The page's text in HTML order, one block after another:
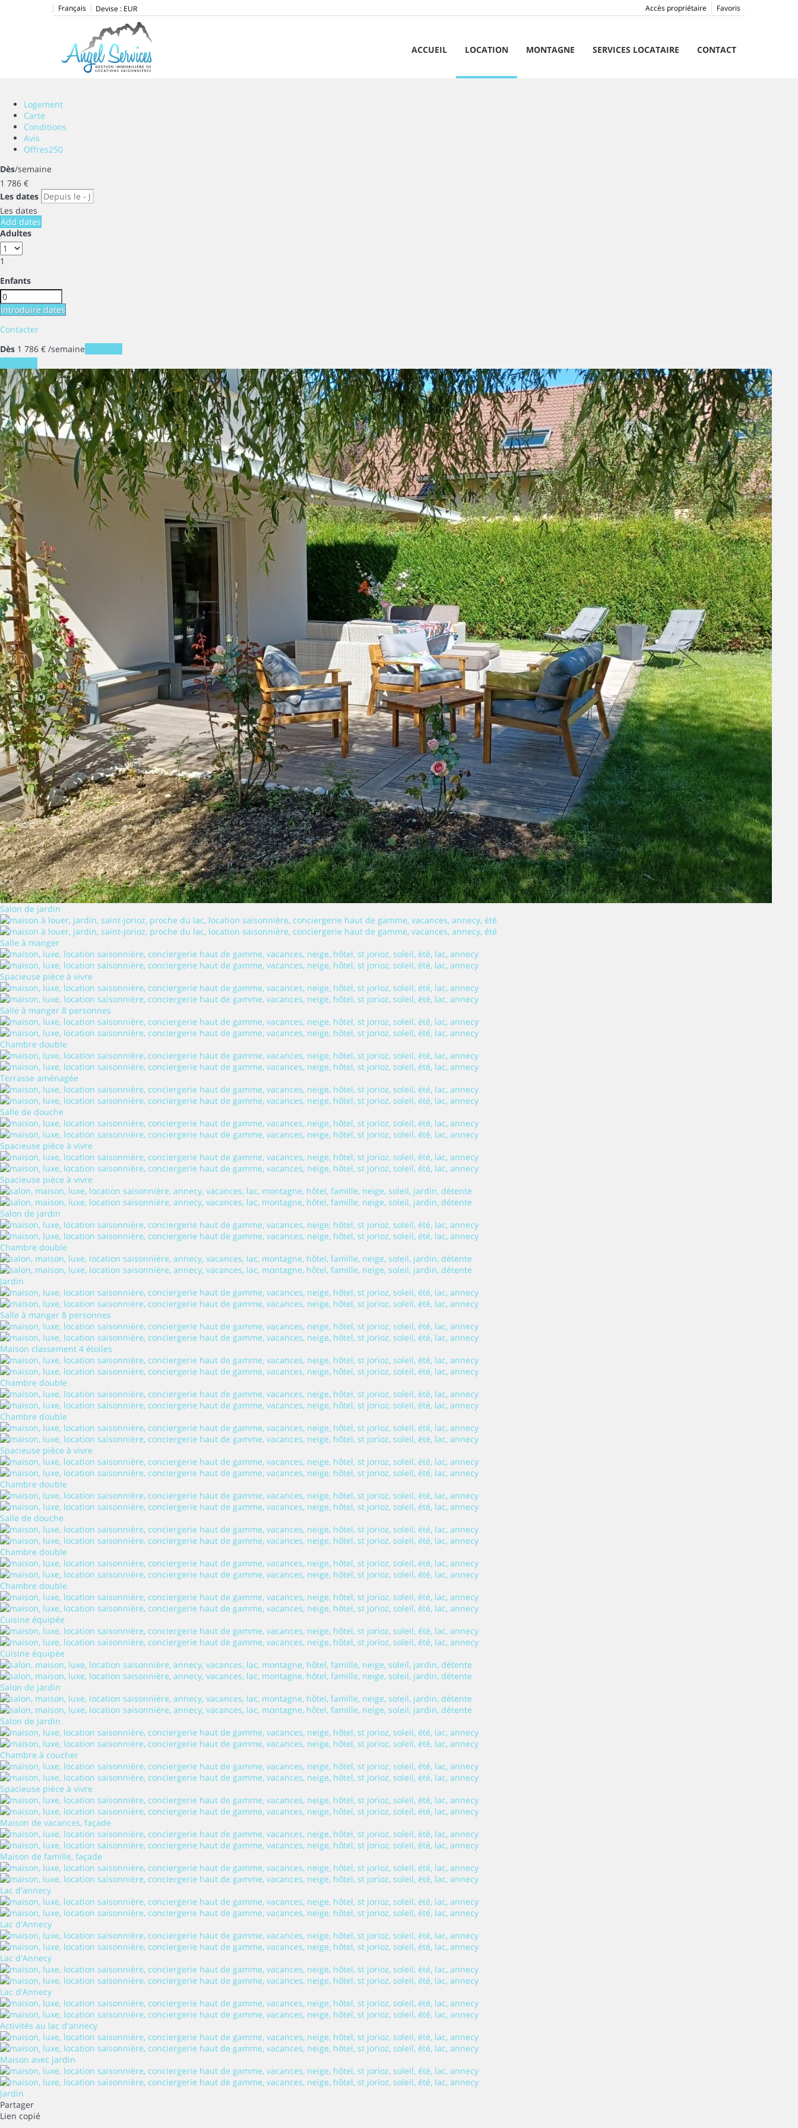
Français Devise : EUR Favoris
Accès propriétaire
ACCUEIL LOCATION MONTAGNE SERVICES LOCATAIRE CONTACT
Logement
Carte
Conditions
Avis
Offres250
Dès/semaine
1 786 €
Les dates
Les dates
Add dates
Adultes
1
Enfants
Introduire dates
Contacter
Dès 1 786 € /semaine
Salon de jardin
Salle à manger
Spacieuse pièce à vivre
Salle à manger 8 personnes
Chambre double
Terrasse aménagée
Salle de douche
Spacieuse pièce à vivre
Spacieuse pièce à vivre
Salon de jardin
Chambre double
Jardin
Salle à manger 8 personnes
Maison classement 4 étoiles
Chambre double
Chambre double
Spacieuse pièce à vivre
Chambre double
Salle de douche
Chambre double
Chambre double
Cuisine équipée
Cuisine équipée
Salon de jardin
Salon de jardin
Chambre à coucher
Spacieuse pièce à vivre
Maison de vacances, façade
Maison de famille, façade
Lac d'annecy
Lac d'Annecy
Lac d'Annecy
Lac d'Annecy
Activités au lac d'annecy
Maison avec jardin
Jardin
Partager
Lien copié